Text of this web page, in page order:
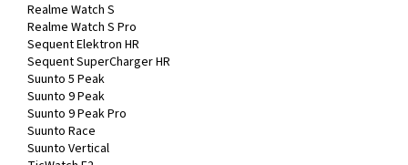
Realme Watch S
Realme Watch S Pro
Sequent Elektron HR
Sequent SuperCharger HR
Suunto 5 Peak
Suunto 9 Peak
Suunto 9 Peak Pro
Suunto Race
Suunto Vertical